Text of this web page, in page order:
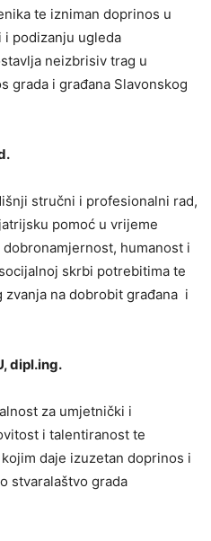
te izniman doprinos u
podizanju ugleda
neizbrisiv trag u
grada i građana Slavonskog
stručni i profesionalni rad,
pomoć u vrijeme
humanost i
skrbi potrebitima te
na dobrobit građana i
dipl.ing.
za umjetnički i
i talentiranost te
daje izuzetan doprinos i
stvaralaštvo grada